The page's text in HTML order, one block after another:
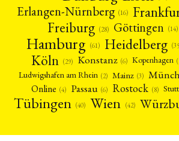
Erlangen-Nürnberg (16)
Freiburg (28) Göttingen (14)
Hamburg (61) Heidelberg
Köln (29) Konstanz (6) Kopenhagen
Ludwigshafen am Rhein (2) Mainz (3)
Online (4) Passau (6) Rostock (8)
Tübingen (40) Wien (42)